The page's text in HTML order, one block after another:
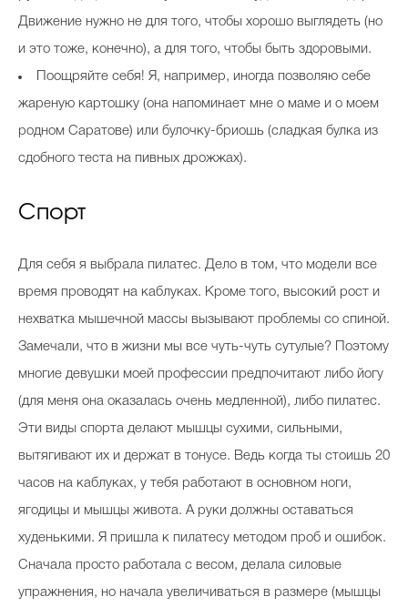
Движение нужно не для того, чтобы хорошо выглядеть (но
и это тоже, конечно), а для того, чтобы быть здоровыми.
Поощряйте себя! Я, например, иногда позволяю себе
жареную картошку (она напоминает мне о маме и о моем
родном Саратове) или булочку-бриошь (сладкая булка из
сдобного теста на пивных дрожжах).
Спорт
Для себя я выбрала пилатес. Дело в том, что модели все
время проводят на каблуках. Кроме того, высокий рост и
нехватка мышечной массы вызывают проблемы со спиной.
Замечали, что в жизни мы все чуть-чуть сутулые? Поэтому
многие девушки моей профессии предпочитают либо йогу
(для меня она оказалась очень медленной), либо пилатес.
Эти виды спорта делают мышцы сухими, сильными,
вытягивают их и держат в тонусе. Ведь когда ты стоишь 20
часов на каблуках, у тебя работают в основном ноги,
ягодицы и мышцы живота. А руки должны оставаться
худенькими. Я пришла к пилатесу методом проб и ошибок.
Сначала просто работала с весом, делала силовые
упражнения, но начала увеличиваться в размере (мышцы